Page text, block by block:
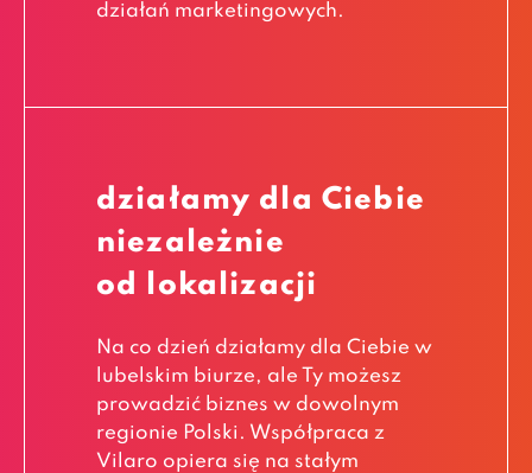
działań marketingowych.
działamy dla Ciebie
niezależnie
od lokalizacji
Na co dzień działamy dla Ciebie w
lubelskim biurze, ale Ty możesz
prowadzić biznes w dowolnym
regionie Polski. Współpraca z
Vilaro opiera się na stałym